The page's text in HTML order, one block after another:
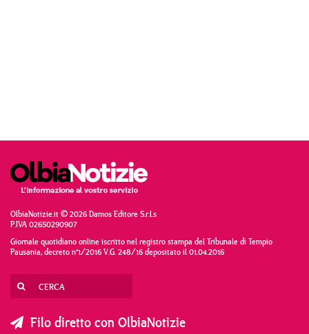
OlbiaNotizie.it © 2026 Damos Editore S.r.l.s
P.IVA 02650290907
Giornale quotidiano online iscritto nel registro stampa del Tribunale di Tempio
Pausania, decreto n°1/2016 V.G. 248/16 depositato il 01.04.2016
Filo diretto con OlbiaNotizie